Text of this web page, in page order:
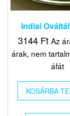
Indiai
3144 Ft Az
árak, nem
áfát
KOSÁRBA